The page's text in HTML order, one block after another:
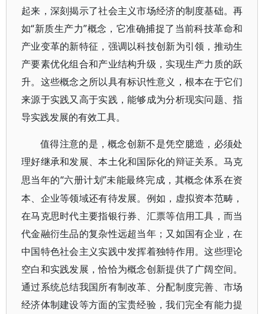
起来，深刻揭示了社会主义市场经济的制度基础。再
如“新质生产力”概念，它准确捕捉了当前科技革命和
产业变革的新特征，强调以科技创新为引领，推动生
产要素优化组合和产业结构升级，实现生产力质的跃
升。这些概念之所以具有标识性意义，根本在于它们
来源于实践又高于实践，能够成为分析现实问题、指
导实践发展的有效工具。
值得注意的是，概念创新不是凭空臆造，必须处
理好继承和发展、本土化和国际化的辩证关系。马克
思当年的“六册计划”未能最终完成，其概念体系在资
本、企业等领域还有待发展。例如，虚拟资本范畴，
在马克思时代主要指银行券、汇票等信用工具，而当
代金融衍生品的复杂性远超当年；又如国有企业，在
中国特色社会主义实践中发挥着独特作用。这些理论
空白和实践发展，恰恰为概念创新提供了广阔空间。
通过系统总结我国所有制改革、分配制度完善、市场
经济体制建设等方面的宝贵经验，我们完全有能力提